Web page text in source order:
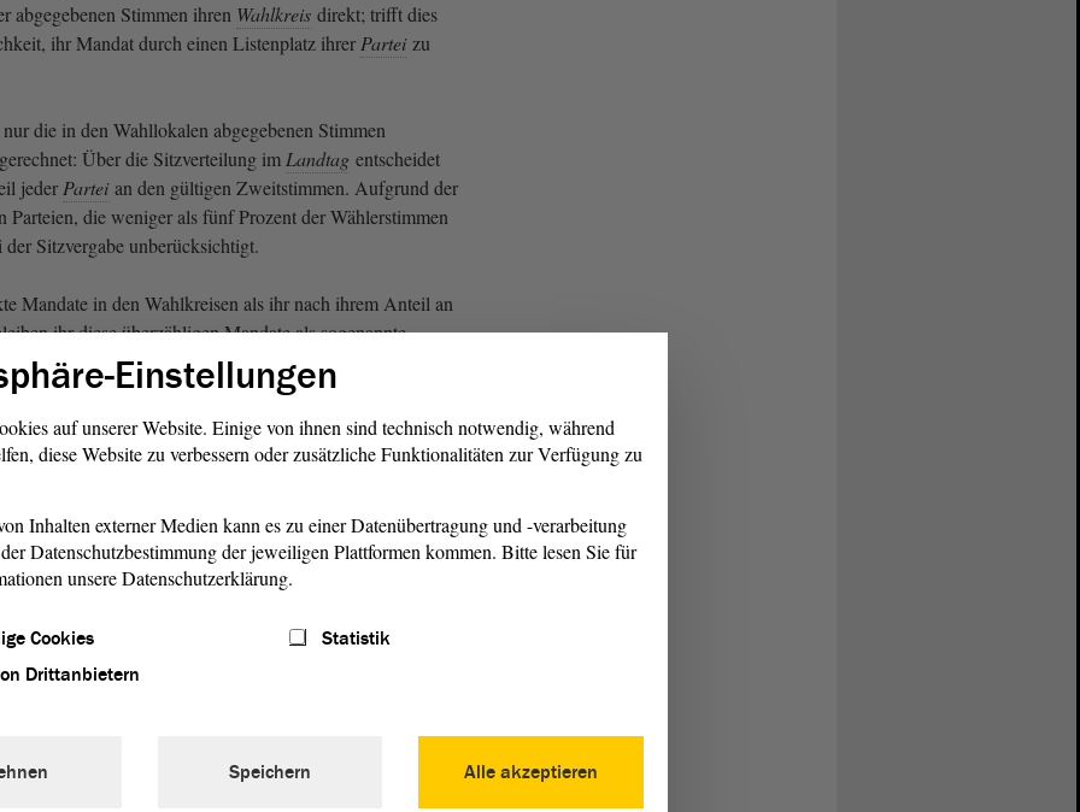
abgegebenen Stimmen ihren Wahlkreis direkt; trifft dies
ihr Mandat durch einen Listenplatz ihrerPartei zu
die in den Wahllokalen abgegebenen Stimmen
Über die Sitzverteilung imLandtag entscheidet
jederPartei an den gültigen Zweitstimmen. Aufgrund der
Parteien, die weniger als fünf Prozent der Wählerstimmen
Sitzvergabe unberücksichtigt.
Mandate in den Wahlkreisen als ihr nach ihrem Anteil an
ihr diese überzähligen Mandate als sogenannte
im Parlament dann das Verhältnis von Mandaten zum
werden Ausgleichsmandate vergeben.
, abwählen kann es ihn jedoch nicht. DerLandtag
oder nach einer gescheiterten
durch den Landtagspräsidenten aufgelöst werden.
wurde in Sachsen-Anhalt im Vier-Jahres-Rhythmus
beträgt die Legislaturperiode
ungültig, wenn mehr als zwei Kreuze oder andere
Einstellungen
auf unserer Website. Einige von ihnen sind technisch notwendig, während
diese Website zu verbessern oder zusätzliche Funktionalitäten zur Verfügung zu
Inhalten externer Medien kann es zu einer Datenübertragung und -verarbeitung
Datenschutzbestimmung der jeweiligen Plattformen kommen. Bitte lesen Sie für
unsere Datenschutzerklärung.
Cookies
Statistik
Drittanbietern
Alle akzeptieren
Speichern